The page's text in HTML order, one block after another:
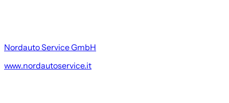
Nordauto Service GmbH
www.nordautoservice.it